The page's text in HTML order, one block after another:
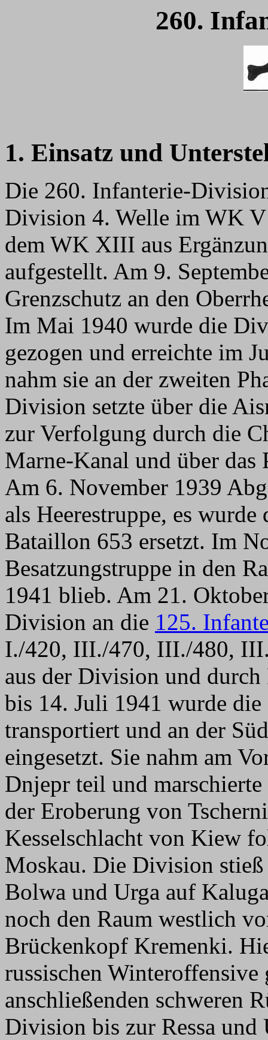
260.
1. Einsatz und
Die 260. Infanterie-
Division 4. Welle im WK
dem WK XIII aus
aufgestellt. Am 9.
Grenzschutz an den
Im Mai 1940 wurde die
gezogen und erreichte im
nahm sie an der zweiten
Division setzte über die
zur Verfolgung durch die
Marne-Kanal und über
Am 6. November 1939
als Heerestruppe, es
Bataillon 653 ersetzt. Im
Besatzungstruppe in den
1941 blieb. Am 21.
Division an die 125.
I./420, III./470, III./480,
aus der Division und
bis 14. Juli 1941 wurde
transportiert und an der
eingesetzt. Sie nahm am
Dnjepr teil und
der Eroberung von
Kesselschlacht von Kiew
Moskau. Die Division stieß
Bolwa und Urga auf
noch den Raum westlich
Brückenkopf Kremenki.
russischen
anschließenden schweren
Division bis zur Ressa